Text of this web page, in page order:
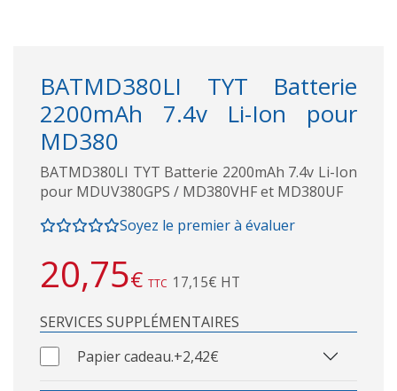
BATMD380LI TYT Batterie
2200mAh 7.4v Li-Ion pour
MD380
BATMD380LI TYT Batterie 2200mAh 7.4v Li-Ion
pour MDUV380GPS / MD380VHF et MD380UF
Soyez le premier à évaluer
20,75€ TTC 17,15€ HT
SERVICES SUPPLÉMENTAIRES
Papier cadeau.+2,42€